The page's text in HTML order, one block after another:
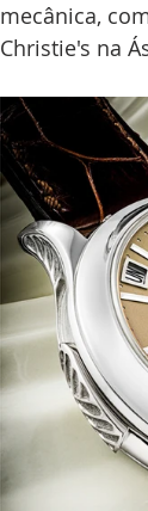
mecânica,
Christie's na